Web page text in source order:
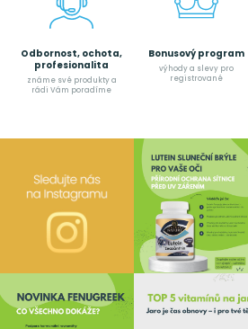
Odbornost, ochota,
profesionalita
známe své produkty a
rádi Vám poradíme
Bonusový program
výhody a slevy pro
registrované